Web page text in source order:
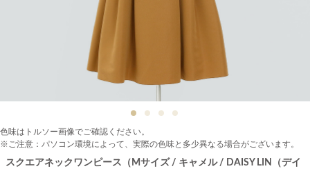
色味はトルソー画像でご確認ください。
※ご注意：パソコン環境によって、実際の色味と多少異なる場合がございます。
スクエアネックワンピース（Mサイズ / キャメル / DAISY LIN（デイ